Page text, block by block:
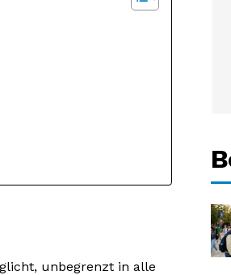
unbegrenzt in alle